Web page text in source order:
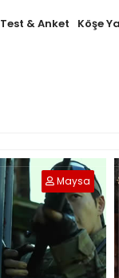
Test & Anket Köşe
Maysa